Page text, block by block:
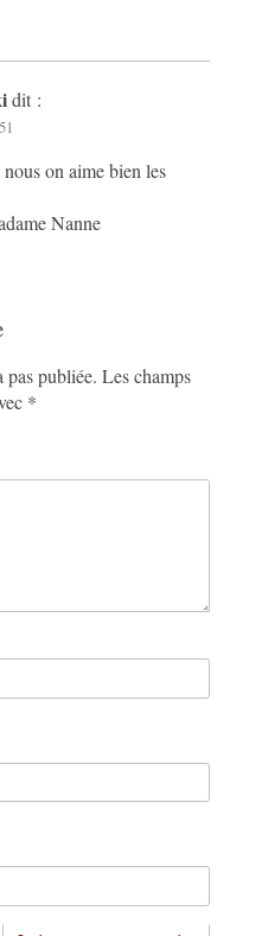
dit :
on aime bien les
Nanne
pas publiée. Les champs
*